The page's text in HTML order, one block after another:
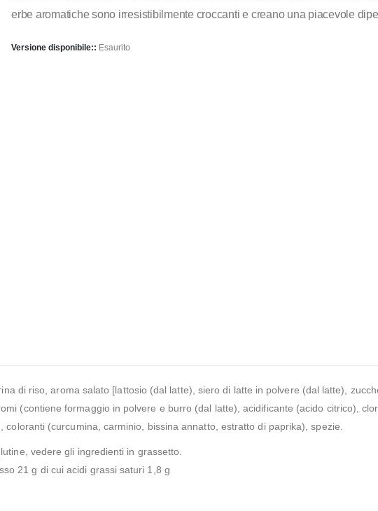
erbe aromatiche sono irresistibilmente croccanti e creano una piacevole
Versione disponibile:: Esaurito
di riso, aroma salato [lattosio (dal latte), siero di latte in polvere (dal latte),
(contiene formaggio in polvere e burro (dal latte), acidificante (acido citrico),
(curcumina, carminio, bissina annatto, estratto di paprika), spezie.
vedere gli ingredienti in grassetto.
21 g di cui acidi grassi saturi 1,8 g